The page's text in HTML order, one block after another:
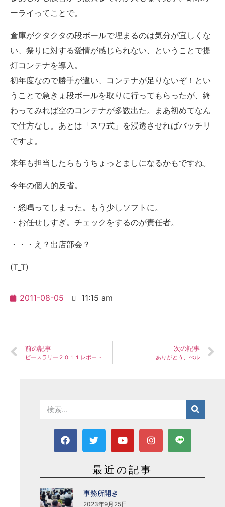
ーライってことで。
倉庫がクタクタの段ボールで埋まるのは気分が宜しくな
い、祭りに対する愛情が感じられない、ということで提
灯コンテナを導入。
初年度なので勝手が違い、コンテナが足りないぞ！とい
うことで急きょ段ボールを取りに行ってもらったが、終
わってみれば空のコンテナが多数出た。まあ初めてなん
で仕方なし。あとは「スワ式」を浸透させればバッチリ
ですよ。
来年も担当したらもうちょっとましになるかもですね。
今年の個人的反省。
・怒鳴ってしまった。もう少しソフトに。
・お任せしすぎ。チェックをするのが責任者。
・・・え？出店部会？
(T_T)
2011-08-05 11:15 am
前の記事
ピースラリー２０１１レポート
次の記事
ありがとう、べル
最近の記事
事務所開き
2023年9月25日